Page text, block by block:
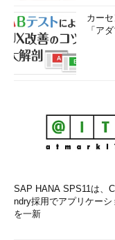
カー
「ア
SAP HANA SPS11は、
ndry採用でアプリケーシ
を一新